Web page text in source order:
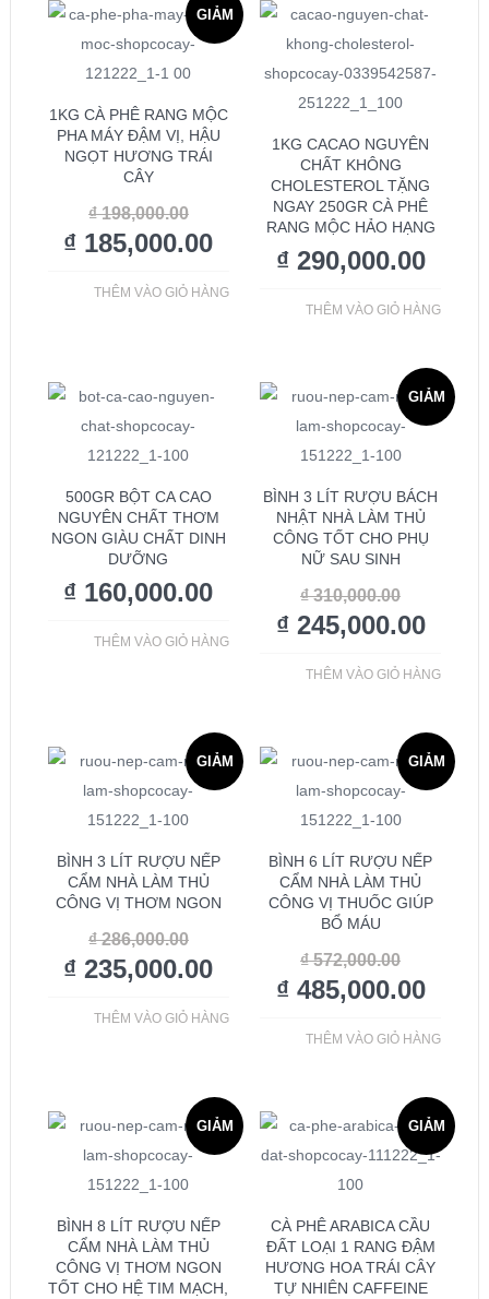
GIẢM
1KG CÀ PHÊ RANG MỘC
PHA MÁY ĐẬM VỊ, HẬU
NGỌT HƯƠNG TRÁI
CÂY
₫198,000.00
₫ 185,000.00
THÊM VÀO GIỎ HÀNG
1KG CACAO NGUYÊN
CHẤT KHÔNG
CHOLESTEROL TẶNG
NGAY 250GR CÀ PHÊ
RANG MỘC HẢO HẠNG
₫290,000.00
THÊM VÀO GIỎ HÀNG
500GR BỘT CA CAO
NGUYÊN CHẤT THƠM
NGON GIÀU CHẤT DINH
DƯỠNG
₫ 160,000.00
THÊM VÀO GIỎ HÀNG
GIẢM
BÌNH 3 LÍT RƯỢU BÁCH
NHẬT NHÀ LÀM THỦ
CÔNG TỐT CHO PHỤ
NỮ SAU SINH
₫310,000.00
₫245,000.00
THÊM VÀO GIỎ HÀNG
GIẢM
BÌNH 3 LÍT RƯỢU NẾP
CẨM NHÀ LÀM THỦ
CÔNG VỊ THƠM NGON
₫286,000.00
₫ 235,000.00
THÊM VÀO GIỎ HÀNG
GIẢM
BÌNH 6 LÍT RƯỢU NẾP
CẨM NHÀ LÀM THỦ
CÔNG VỊ THUỐC GIÚP
BỔ MÁU
₫572,000.00
₫485,000.00
THÊM VÀO GIỎ HÀNG
GIẢM
BÌNH 8 LÍT RƯỢU NẾP
CẨM NHÀ LÀM THỦ
CÔNG VỊ THƠM NGON
TỐT CHO HỆ TIM MẠCH,
GIẢM
CÀ PHÊ ARABICA CẦU
ĐẤT LOẠI 1 RANG ĐẬM
HƯƠNG HOA TRÁI CÂY
TỰ NHIÊN CAFFEINE